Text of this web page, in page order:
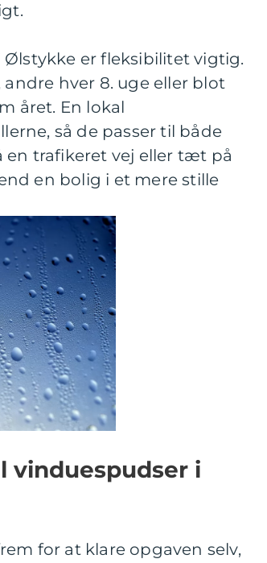
er fleksibilitet vigtig.
hver 8. uge eller blot
året. En lokal
så de passer til både
en trafikeret vej eller tæt på
en bolig i et mere stille
vinduespudser i
for at klare opgaven selv,